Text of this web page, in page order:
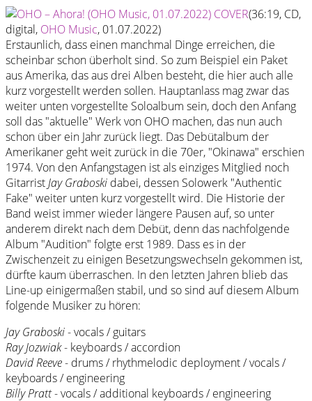
(36:19, CD,
digital, OHO Music, 01.07.2022)
Erstaunlich, dass einen manchmal Dinge erreichen, die
scheinbar schon überholt sind. So zum Beispiel ein Paket
aus Amerika, das aus drei Alben besteht, die hier auch alle
kurz vorgestellt werden sollen. Hauptanlass mag zwar das
weiter unten vorgestellte Soloalbum sein, doch den Anfang
soll das "aktuelle" Werk von OHO machen, das nun auch
schon über ein Jahr zurück liegt. Das Debütalbum der
Amerikaner geht weit zurück in die 70er, "Okinawa" erschien
1974. Von den Anfangstagen ist als einziges Mitglied noch
GitarristJay Graboski dabei, dessen Solowerk "Authentic
Fake" weiter unten kurz vorgestellt wird. Die Historie der
Band weist immer wieder längere Pausen auf, so unter
anderem direkt nach dem Debüt, denn das nachfolgende
Album "Audition" folgte erst 1989. Dass es in der
Zwischenzeit zu einigen Besetzungswechseln gekommen ist,
dürfte kaum überraschen. In den letzten Jahren blieb das
Line-up einigermaßen stabil, und so sind auf diesem Album
folgende Musiker zu hören:
Jay Graboski- vocals / guitars
Ray Jozwiak- keyboards / accordion
David Reeve- drums / rhythmelodic deployment / vocals /
keyboards / engineering
Billy Pratt- vocals / additional keyboards / engineering